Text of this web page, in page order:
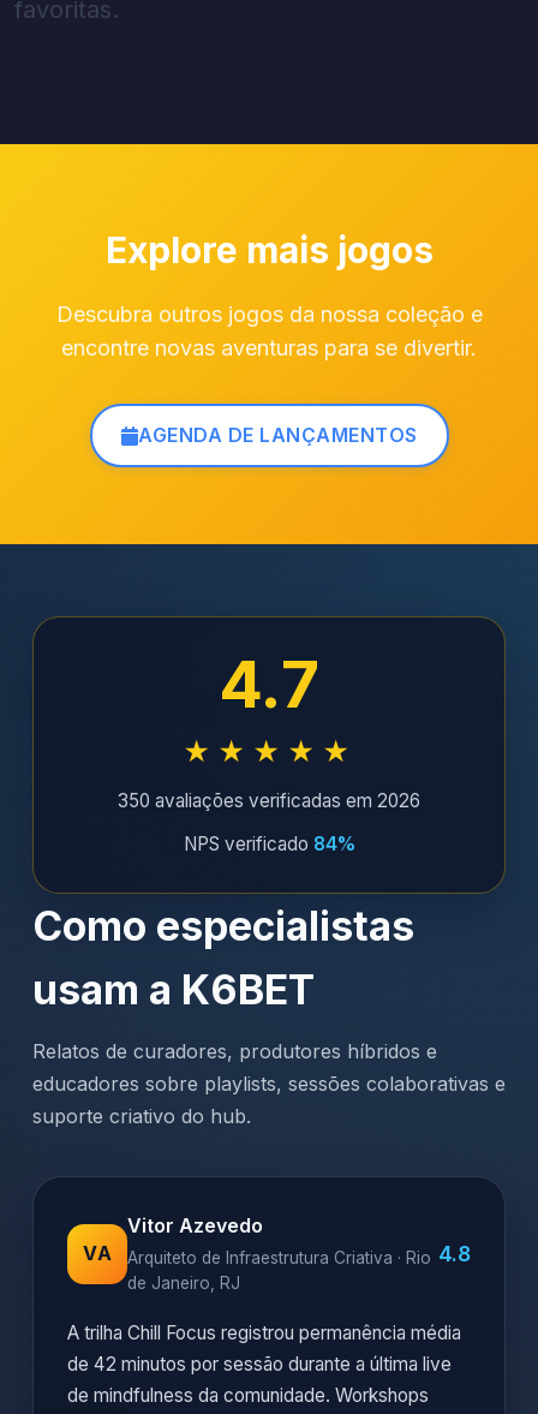
favoritas.
Explore mais jogos
Descubra outros jogos da nossa coleção e
encontre novas aventuras para se divertir.
AGENDA DE LANÇAMENTOS
4.7
★★★★★
350 avaliações verificadas em 2026
NPS verificado 84%
Como especialistas
usam a K6BET
Relatos de curadores, produtores híbridos e
educadores sobre playlists, sessões colaborativas e
suporte criativo do hub.
VA
Vitor Azevedo
Arquiteto de Infraestrutura Criativa · Rio
de Janeiro, RJ
4.8
A trilha Chill Focus registrou permanência média
de 42 minutos por sessão durante a última live
de mindfulness da comunidade. Workshops